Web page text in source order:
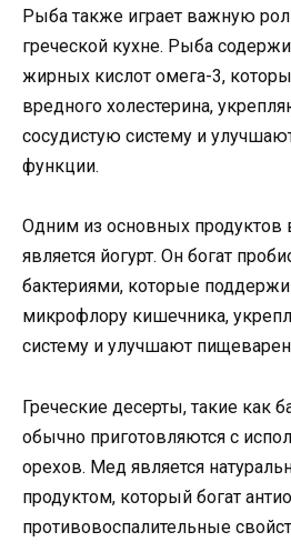
Рыба также играет важную
греческой кухне. Рыба
жирных кислот омега-3,
вредного холестерина,
сосудистую систему и
функции.
Одним из основных продуктов
является йогурт. Он богат
бактериями, которые
микрофлору кишечника,
систему и улучшают
Греческие десерты, такие как
обычно приготовляются с
орехов. Мед является
продуктом, который богат
противовоспалительные